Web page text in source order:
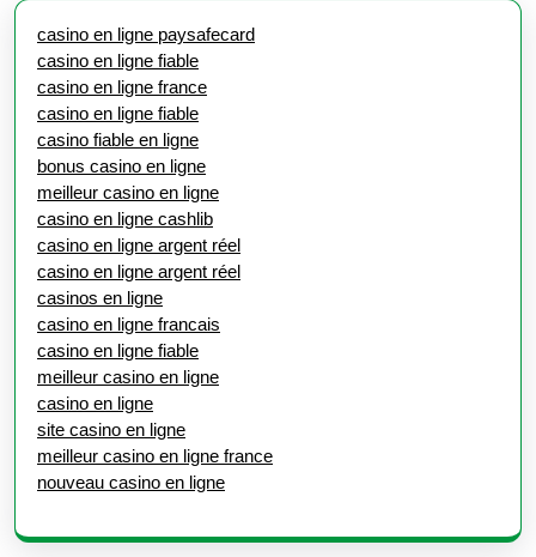
casino en ligne paysafecard
casino en ligne fiable
casino en ligne france
casino en ligne fiable
casino fiable en ligne
bonus casino en ligne
meilleur casino en ligne
casino en ligne cashlib
casino en ligne argent réel
casino en ligne argent réel
casinos en ligne
casino en ligne francais
casino en ligne fiable
meilleur casino en ligne
casino en ligne
site casino en ligne
meilleur casino en ligne france
nouveau casino en ligne